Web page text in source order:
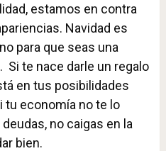
estamos en contra
Navidad es
para que seas una
te nace darle un regalo
en tus posibilidades
tu economía no te lo
no caigas en la
bien.